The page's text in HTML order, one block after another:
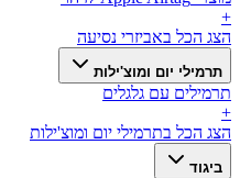
+
הצג הכל באביזרי נסיעה
תרמילי יום ומוצ'ילות
תרמילים עם גלגלים
+
הצג הכל בתרמילי יום ומוצ'ילות
ביגוד